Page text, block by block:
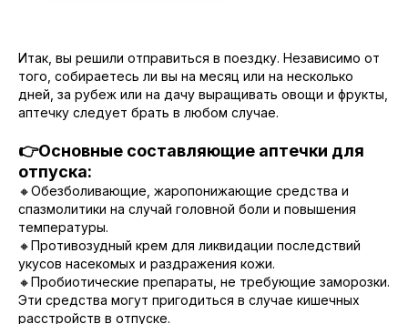
Итак, вы решили отправиться в поездку. Независимо от
того, собираетесь ли вы на месяц или на несколько
дней, за рубеж или на дачу выращивать овощи и фрукты,
аптечку следует брать в любом случае.
👉Основные составляющие аптечки для
отпуска:
🔸Обезболивающие, жаропонижающие средства и
спазмолитики на случай головной боли и повышения
температуры.
🔸Противозудный крем для ликвидации последствий
укусов насекомых и раздражения кожи.
🔸Пробиотические препараты, не требующие заморозки.
Эти средства могут пригодиться в случае кишечных
расстройств в отпуске.